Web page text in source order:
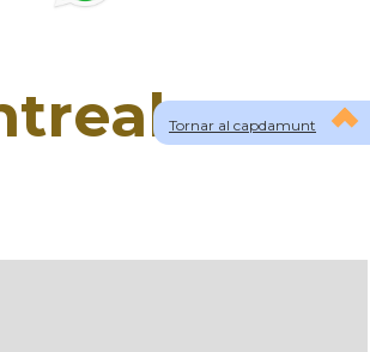
Tornar al capdamunt